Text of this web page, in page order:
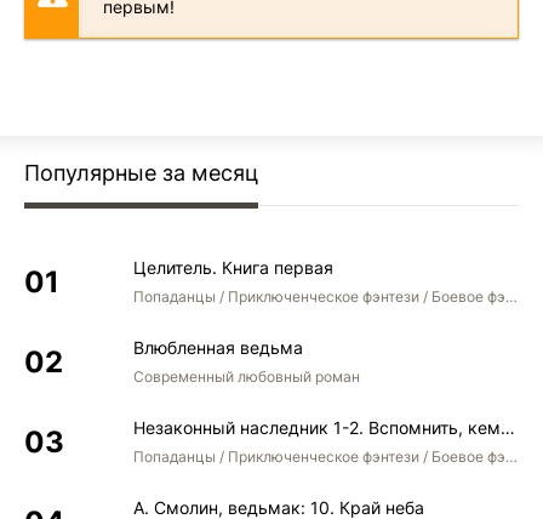
0351-skazanija-o-pastukhe-bogov-glava-0351
первым!
Популярные за месяц
Целитель. Книга первая
Попаданцы / Приключенческое фэнтези / Боевое фэнтези
Влюбленная ведьма
Современный любовный роман
Незаконный наследник 1-2. Вспомнить, кем был. Стать собой. Остаться собой
Попаданцы / Приключенческое фэнтези / Боевое фэнтези / Юмористическое фэнтези
А. Смолин, ведьмак: 10. Край неба